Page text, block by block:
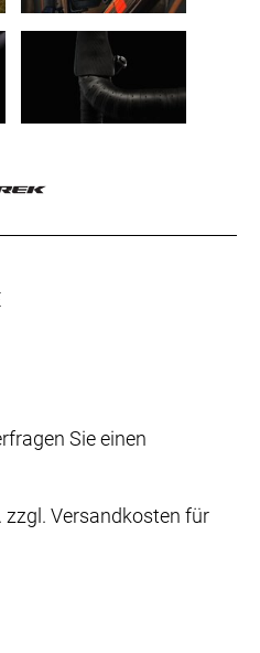
Sie einen
zzgl. Versandkosten für